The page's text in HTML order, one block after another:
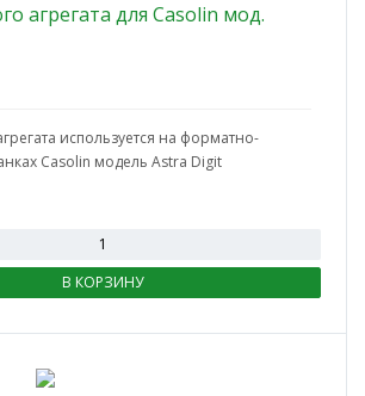
агрегата для Casolin мод.
используется на форматно-
Casolin модель Astra Digit
В КОРЗИНУ